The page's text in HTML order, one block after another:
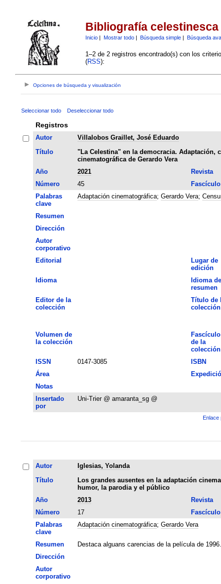
Bibliografía celestinesca
Inicio| Mostrar todo| Búsqueda simple| Búsqueda
1–2 de 2 registros encontrado(s) con los
(RSS):
Opciones de búsqueda y visualización
Seleccionar todo Deseleccionar todo
Registros
Autor
Villalobos Graillet, José Eduardo
Título
"La Celestina" en la democracia. Adaptación,
cinematográfica de Gerardo Vera
Año
2021
Revista
Número
45
Fascículo
Palabras
clave
Adaptación cinematográfica; Gerardo Vera;
Resumen
Dirección
Autor
corporativo
Editorial
Lugar de
edición
Idioma
Idioma
resumen
Editor de la
colección
Título de
colección
Volumen de
la colección
Fascículo
de la
colección
ISSN
0147-3085
ISBN
Área
Notas
Insertado
por
Uni-Trier @ amaranta_sg @
Enlace
Autor
Iglesias, Yolanda
Título
Los grandes ausentes en la adaptación
humor, la parodia y el público
Año
2013
Revista
Número
17
Fascículo
Palabras
clave
Adaptación cinematográfica; Gerardo Vera
Resumen
Destaca alguans carencias de la película de 1996.
Dirección
Autor
corporativo